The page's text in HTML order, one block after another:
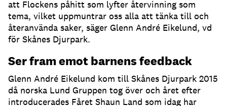
att Flockens påhitt som lyfter återvinning som
tema, vilket uppmuntrar oss alla att tänka till och
återanvända saker, säger Glenn André Eikelund, vd
för Skånes Djurpark.
Ser fram emot barnens feedback
Glenn André Eikelund kom till Skånes Djurpark 2015
då norska Lund Gruppen tog över och året efter
introducerades Fåret Shaun Land som idag har